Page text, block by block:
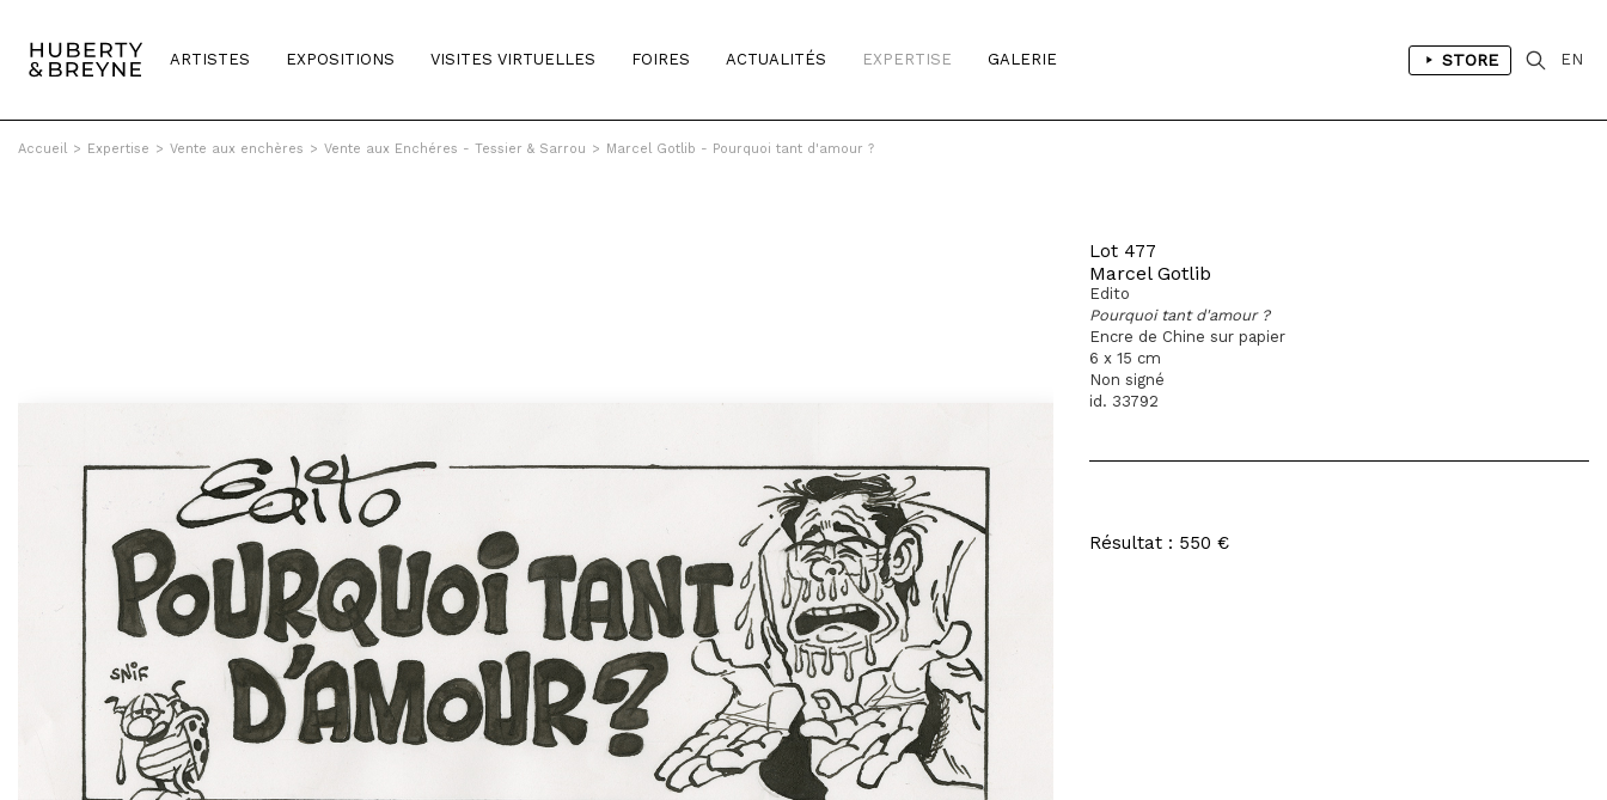
ARTISTES EXPOSITIONS VISITES VIRTUELLES FOIRES ACTUALITÉS EXPERTISE GALERIE STORE EN
Accueil > Expertise > Vente aux enchères > Vente aux Enchéres - Tessier & Sarrou > Marcel Gotlib - Pourquoi tant d'amour ?
Lot 477
Marcel Gotlib
Edito
Pourquoi tant d'amour ?
Encre de Chine sur papier
6 x 15 cm
Non signé
id. 33792
Résultat : 550 €